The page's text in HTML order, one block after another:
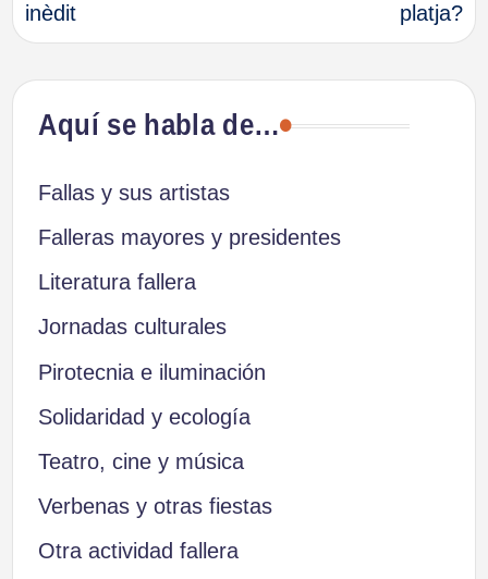
entradas
inèdit
platja?
Aquí se habla de…
Fallas y sus artistas
Falleras mayores y presidentes
Literatura fallera
Jornadas culturales
Pirotecnia e iluminación
Solidaridad y ecología
Teatro, cine y música
Verbenas y otras fiestas
Otra actividad fallera